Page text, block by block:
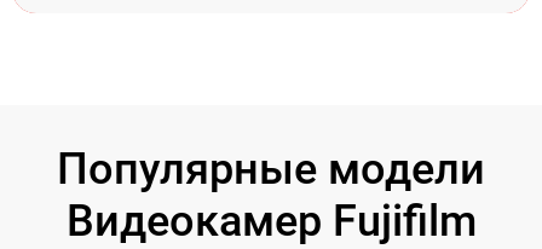
Популярные модели
Видеокамер Fujifilm